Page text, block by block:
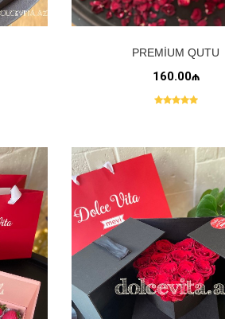
PREMIUM QUTU
160.00₼